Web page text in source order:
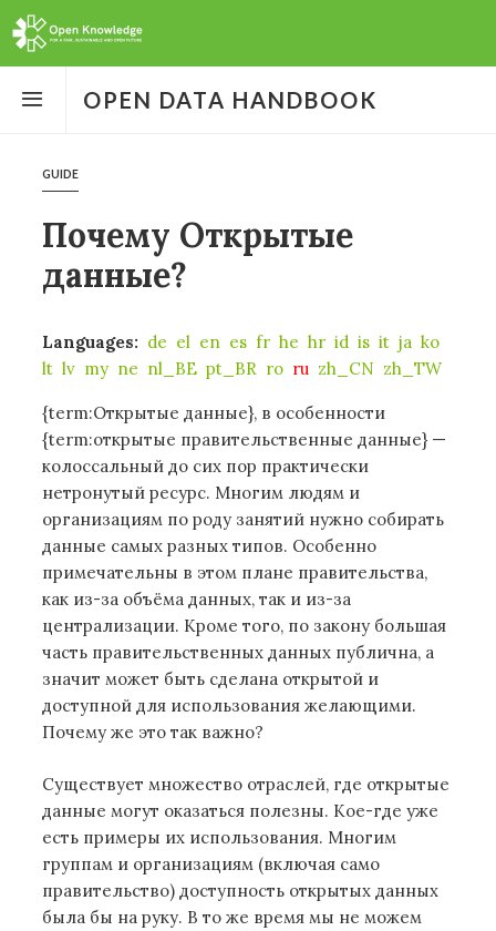
menuOPEN DATA HANDBOOK
GUIDE
Почему Открытые
данные?
Languages: de el en es fr he hr id is it ja ko
lt lv my ne nl_BE pt_BR ro ru zh_CN zh_TW
{term:Открытые данные}, в особенности
{term:открытые правительственные данные} —
колоссальный до сих пор практически
нетронутый ресурс. Многим людям и
организациям по роду занятий нужно собирать
данные самых разных типов. Особенно
примечательны в этом плане правительства,
как из-за объёма данных, так и из-за
централизации. Кроме того, по закону большая
часть правительственных данных публична, а
значит может быть сделана открытой и
доступной для использования желающими.
Почему же это так важно?
Существует множество отраслей, где открытые
данные могут оказаться полезны. Кое-где уже
есть примеры их использования. Многим
группам и организациям (включая само
правительство) доступность открытых данных
была бы на руку. В то же время мы не можем